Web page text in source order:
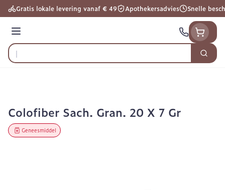
Ga naar de inhoud
Gratis lokale levering vanaf € 49 Apothekersadvies Snelle
Menu
Product, merk, categorie...
Zoek
Colofiber Sach. Gran. 20 X 7 Gr
Geneesmiddel